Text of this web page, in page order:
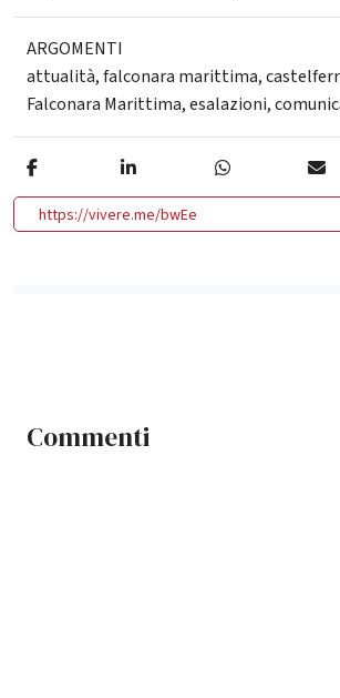
ARGOMENTI
attualità,falconara marittima,
Falconara Marittima,esalazioni,
https://vivere.me/bwEe
Commenti